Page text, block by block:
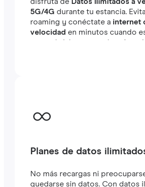
disfruta de Datos Ilimitados a
5G/4G durante tu estancia.
roaming y conéctate a internet
velocidad en minutos cuando
tanto si viajas como si estás
Planes de datos
No más recargas ni
quedarse sin datos. Con datos